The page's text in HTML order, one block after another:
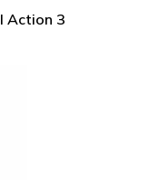
Action 3